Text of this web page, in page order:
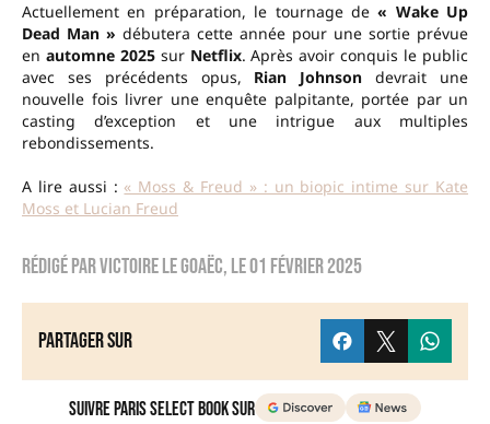
Actuellement en préparation, le tournage de« Wake Up
Dead Man » débutera cette année pour une sortie prévue
en automne 2025sur Netflix. Après avoir conquis le public
avec ses précédents opus, Rian Johnson devrait une
nouvelle fois livrer une enquête palpitante, portée par un
casting d’exception et une intrigue aux multiples
rebondissements.
A lire aussi : « Moss & Freud » : un biopic intime sur Kate
Moss et Lucian Freud
Rédigé parVictoire Le Goaëc, le01 février 2025
Partager sur
Suivre Paris Select Book sur